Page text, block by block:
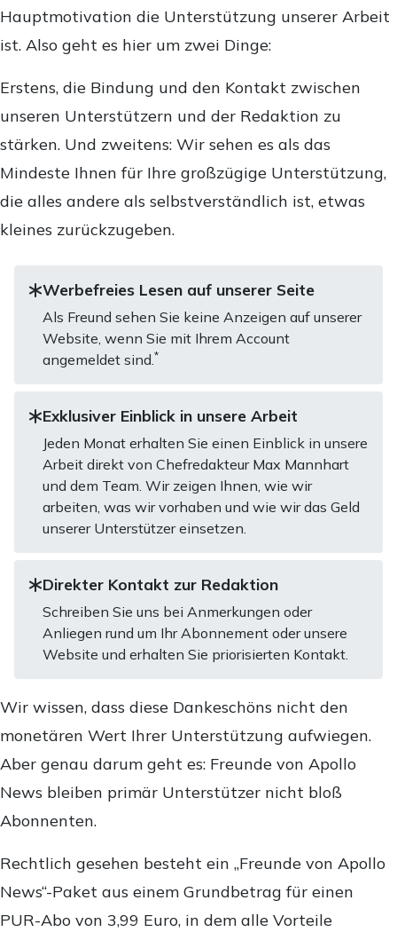
Hauptmotivation die Unterstützung unserer Arbeit
ist. Also geht es hier um zwei Dinge:
Erstens, die Bindung und den Kontakt zwischen
unseren Unterstützern und der Redaktion zu
stärken. Und zweitens: Wir sehen es als das
Mindeste Ihnen für Ihre großzügige Unterstützung,
die alles andere als selbstverständlich ist, etwas
kleines zurückzugeben.
Werbefreies Lesen auf unserer Seite
Als Freund sehen Sie keine Anzeigen auf unserer
Website, wenn Sie mit Ihrem Account
angemeldet sind.*
Exklusiver Einblick in unsere Arbeit
Jeden Monat erhalten Sie einen Einblick in unsere
Arbeit direkt von Chefredakteur Max Mannhart
und dem Team. Wir zeigen Ihnen, wie wir
arbeiten, was wir vorhaben und wie wir das Geld
unserer Unterstützer einsetzen.
Direkter Kontakt zur Redaktion
Schreiben Sie uns bei Anmerkungen oder
Anliegen rund um Ihr Abonnement oder unsere
Website und erhalten Sie priorisierten Kontakt.
Wir wissen, dass diese Dankeschöns nicht den
monetären Wert Ihrer Unterstützung aufwiegen.
Aber genau darum geht es: Freunde von Apollo
News bleiben primär Unterstützer nicht bloß
Abonnenten.
Rechtlich gesehen besteht ein „Freunde von Apollo
News“-Paket aus einem Grundbetrag für einen
PUR-Abo von 3,99 Euro, in dem alle Vorteile